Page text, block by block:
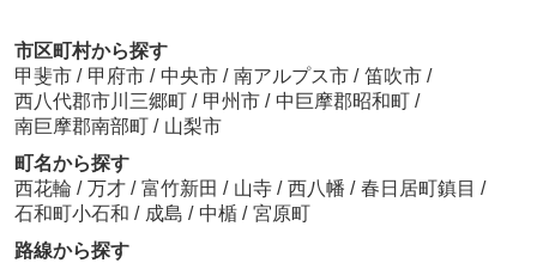
市区町村から探す
甲斐市 / 甲府市 / 中央市 / 南アルプス市 / 笛吹市 /
西八代郡市川三郷町 / 甲州市 / 中巨摩郡昭和町 /
南巨摩郡南部町 / 山梨市
町名から探す
西花輪 / 万才 / 富竹新田 / 山寺 / 西八幡 / 春日居町鎮目 /
石和町小石和 / 成島 / 中楯 / 宮原町
路線から探す